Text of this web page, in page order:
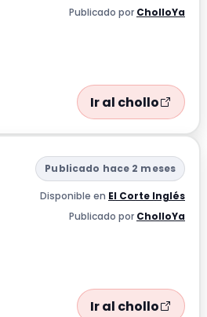
Publicado por CholloYa
Ir al chollo
Publicado hace 2 meses
Disponible en El Corte Inglés
Publicado por CholloYa
Ir al chollo